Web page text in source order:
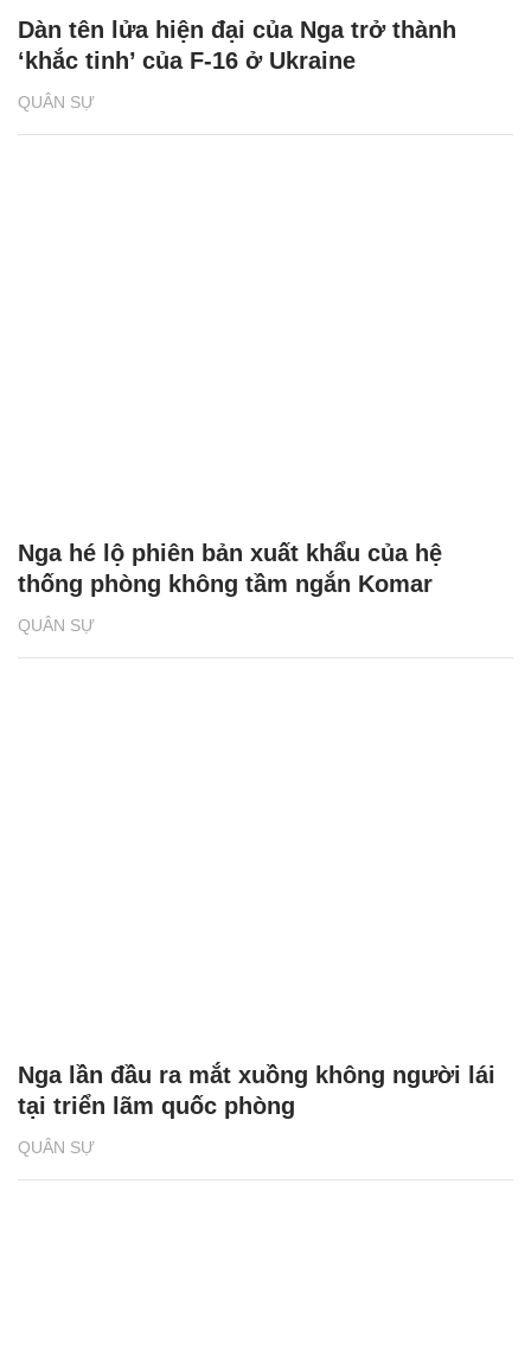
QUÂN SỰ
Dàn tên lửa hiện đại của Nga trở thành
‘khắc tinh’ của F-16 ở Ukraine
QUÂN SỰ
Nga hé lộ phiên bản xuất khẩu của hệ
thống phòng không tầm ngắn Komar
QUÂN SỰ
Nga lần đầu ra mắt xuồng không người lái
tại triển lãm quốc phòng